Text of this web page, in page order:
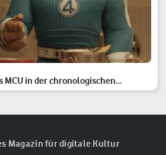
MCU in der chronologischen
Magazin für digitale Kultur